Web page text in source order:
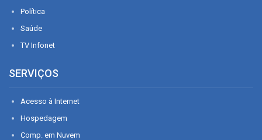
Política
Saúde
TV Infonet
SERVIÇOS
Acesso à Internet
Hospedagem
Comp. em Nuvem